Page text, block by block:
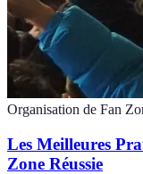
Organisation de Fan
Les Meilleures
Zone Réussie